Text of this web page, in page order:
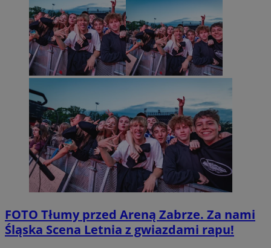
FOTO Tłumy przed Areną Zabrze. Za nami
Śląska Scena Letnia z gwiazdami rapu!